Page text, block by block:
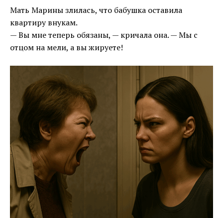
Мать Марины злилась, что бабушка оставила
квартиру внукам.
— Вы мне теперь обязаны, — кричала она. — Мы с
отцом на мели, а вы жируете!